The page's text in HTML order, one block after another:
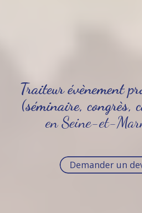
Traiteur évènement
(séminaire, congrès,
en Seine-et-
Demander un